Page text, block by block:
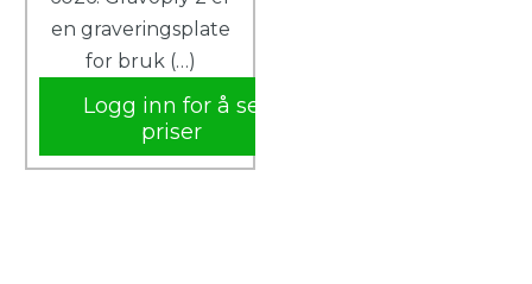
en graveringsplate
for bruk (…)
Logg inn for å se
priser